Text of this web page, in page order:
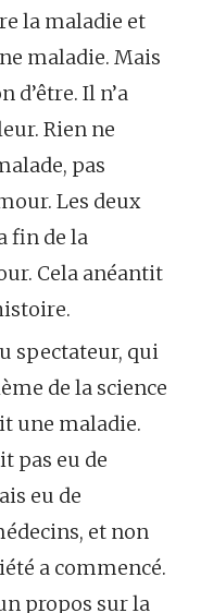
la maladie et
maladie. Mais
d’être. Il n’a
Rien ne
pas
Les deux
fin de la
Cela anéantit
spectateur, qui
de la science
une maladie.
pas eu de
eu de
et non
a commencé.
propos sur la